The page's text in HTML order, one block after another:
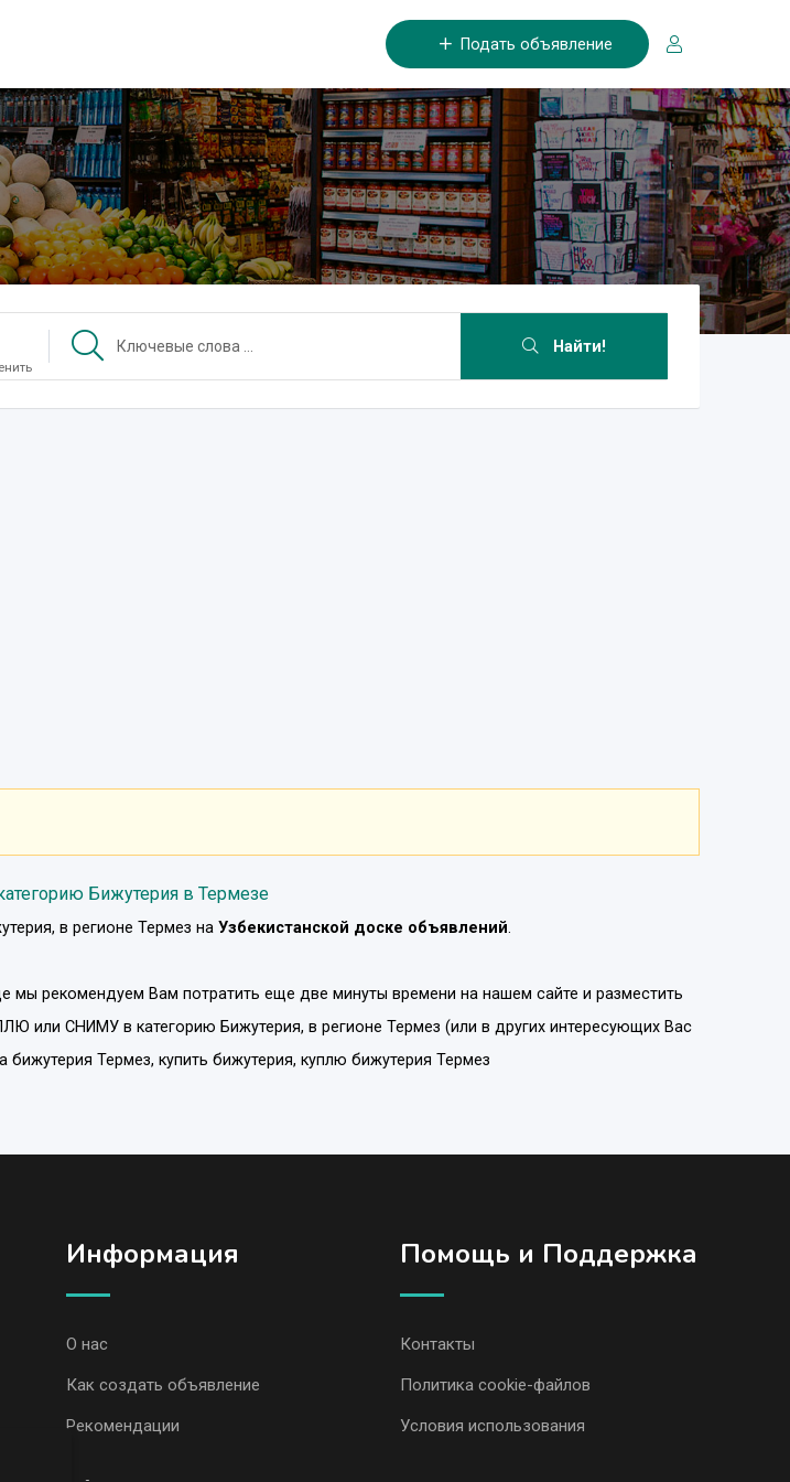
Подать объявление
Найти!
Бижутерия в Термезе
, в регионе Термез на Узбекистанской доске объявлений.
рекомендуем Вам потратить еще две минуты времени на нашем сайте и разместить
или СНИМУв категорию Бижутерия, в регионе Термез (или в других интересующих Вас
Термез, купить бижутерия, куплю бижутерия Термез
Информация
О нас
Как создать объявление
Рекомендации
Помощь и Поддержка
Контакты
Политика cookie-файлов
Условия использования